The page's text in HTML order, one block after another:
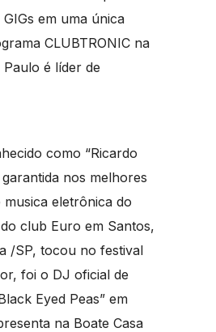
em uma única
CLUBTRONIC na
é líder de
como “Ricardo
nos melhores
eletrônica do
club Euro em Santos,
/SP, tocou no festival
foi o DJ oficial de
Eyed Peas” em
na Boate Casa